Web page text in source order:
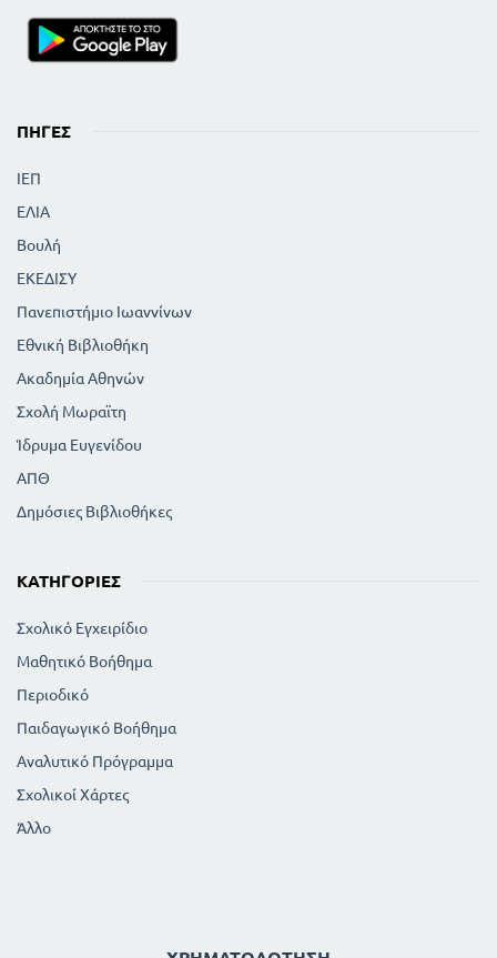
ΠΗΓΈΣ
ΙΕΠ
ΕΛΙΑ
Βουλή
ΕΚΕΔΙΣΥ
Πανεπιστήμιο Ιωαννίνων
Εθνική Βιβλιοθήκη
Ακαδημία Αθηνών
Σχολή Μωραϊτη
Ίδρυμα Ευγενίδου
ΑΠΘ
Δημόσιες Βιβλιοθήκες
ΚΑΤΗΓΟΡΊΕΣ
Σχολικό Εγχειρίδιο
Μαθητικό Βοήθημα
Περιοδικό
Παιδαγωγικό Βοήθημα
Αναλυτικό Πρόγραμμα
Σχολικοί Χάρτες
Άλλο